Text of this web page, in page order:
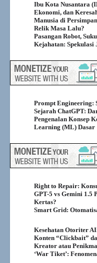
Ibu Kota Nusantara
Ekonomi, dan
Manusia di
Relik Masa Lalu?
Pasangan Robot,
Kejahatan: Spekulasi
Prompt Engineering:
Sejarah ChatGPT:
Pengenalan Konsep
Learning (ML) Dasar
Right to Repair:
GPT-5 vs Gemini 1.5
Kertas?
Smart Grid:
Kesehatan Otoriter
Konten “Clickbait”
Kreator atau
‘War Tiket’: